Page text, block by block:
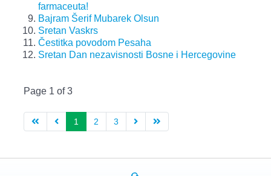
farmaceuta!
Bajram Šerif Mubarek Olsun
Sretan Vaskrs
Čestitka povodom Pesaha
Sretan Dan nezavisnosti Bosne i Hercegovine
Page 1 of 3
1 2 3